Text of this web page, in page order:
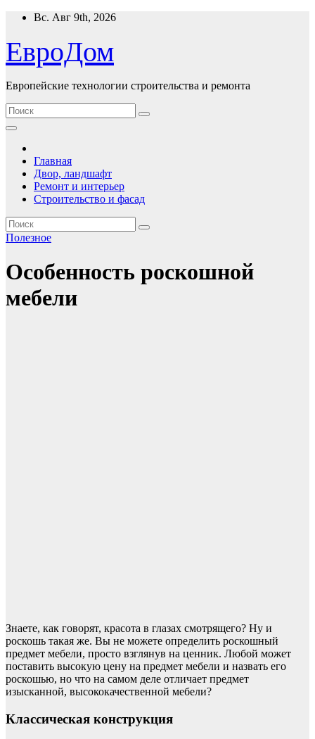
Перейти
содержимому
Вс. Авг 9th, 2026
ЕвроДом
Европейские технологии строительства и ремонта
Главная
Двор, ландшафт
Ремонт и интерьер
Строительство и фасад
Полезнoe
Oсобенность роскошной
мебели
Знаете, как говорят, красота в глазах смотрящего? Ну и
роскошь такая же. Вы не можете определить роскошный
предмет мебели, просто взглянув на ценник. Любой может
поставить высокую цену на предмет мебели и назвать его
роскошью, но что на самом деле отличает предмет
изысканной, высококачественной мебели?
Классическая конструкция